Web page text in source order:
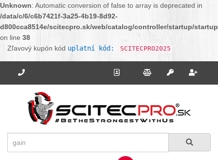
Unknown: Automatic conversion of false to array is deprecated in
/data/c/6/c6b7421f-3a25-4b19-8d92-
d800cca8514e/scitecpro.sk/web/catalog/controller/startup/
on line 38
Zľavový kupón kód uplatní kód: SCITECPRO2025
Potrebujete poradiť? Zavolajte nám. Kontakt Porovnanie
Prihlásiť sa